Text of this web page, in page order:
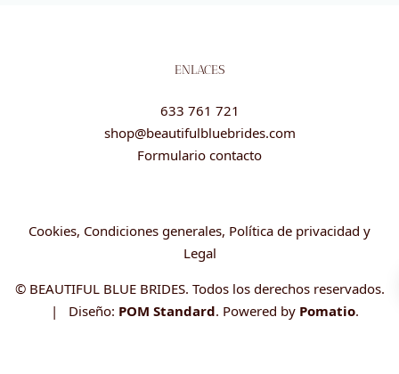
ENLACES
633 761 721
shop@beautifulbluebrides.com
Formulario contacto
Cookies, Condiciones generales, Política de privacidad y
Legal
© BEAUTIFUL BLUE BRIDES. Todos los derechos reservados.
| Diseño: POM Standard. Powered by Pomatio.